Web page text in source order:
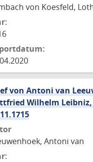
von Koesfeld,
von Antoni van
Wilhelm
Antoni van